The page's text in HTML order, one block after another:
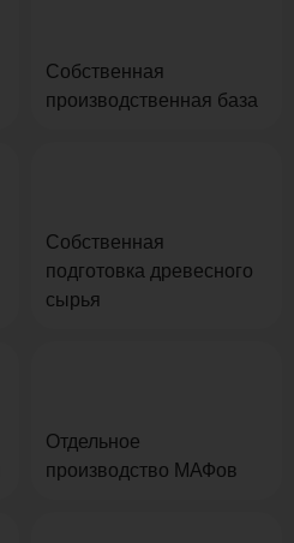
Собственная
производственная база
Собственная
подготовка древесного
сырья
Отдельное
производство МАФов